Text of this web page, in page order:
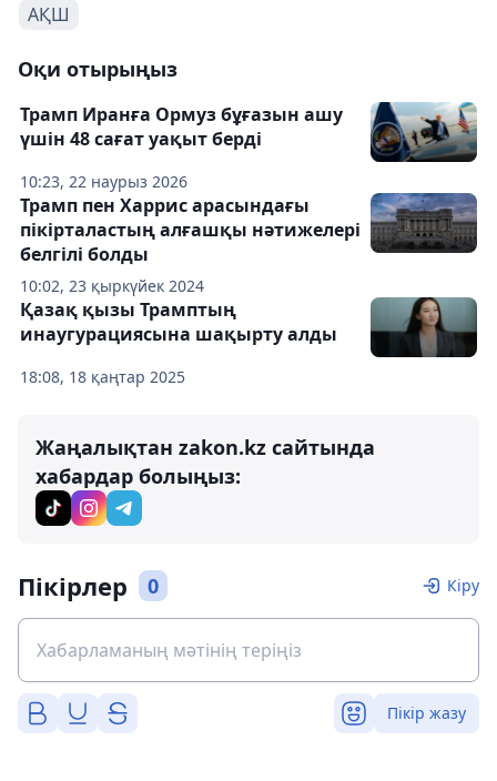
АҚШ
Оқи отырыңыз
10:23, 22 наурыз 2026
Трамп Иранға Ормуз бұғазын ашу
үшін 48 сағат уақыт берді
10:02, 23 қыркүйек 2024
Трамп пен Харрис арасындағы
пікірталастың алғашқы нәтижелері
белгілі болды
18:08, 18 қаңтар 2025
Қазақ қызы Трамптың
инаугурациясына шақырту алды
Жаңалықтан zakon.kz сайтында
хабардар болыңыз:
Пікірлер 0 Кіру
Пікір жазу